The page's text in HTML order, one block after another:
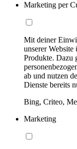
Marketing per
Mit deiner
unserer
Produkte. Dazu
ab und nutzen
Dienste bereits
Bing, Criteo,
Marketing